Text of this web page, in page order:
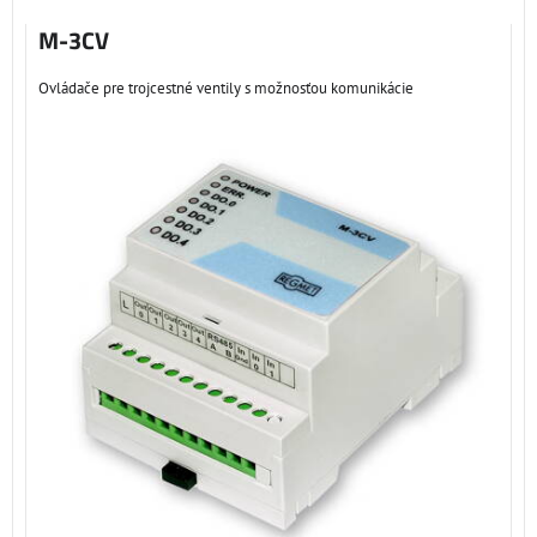
M-3CV
Ovládače pre trojcestné ventily s možnosťou komunikácie